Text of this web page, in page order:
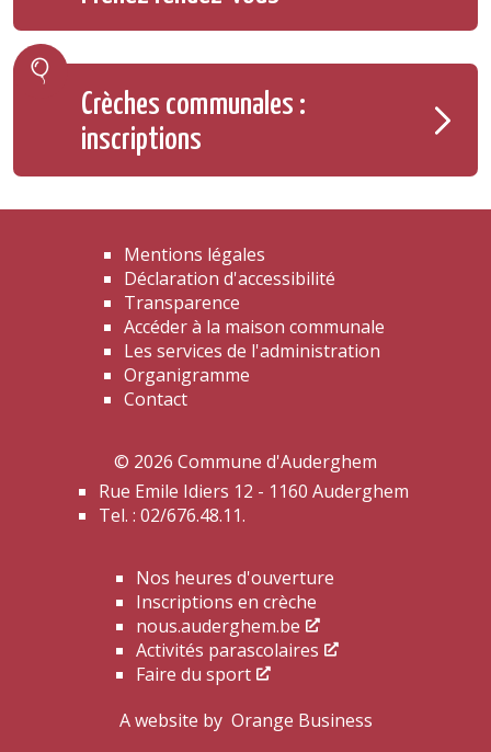
Crèches communales :
inscriptions
Mentions légales
Déclaration d'accessibilité
Transparence
Accéder à la maison communale
Les services de l'administration
Organigramme
Contact
© 2026 Commune d'Auderghem
Rue Emile Idiers 12 - 1160 Auderghem
Tel. : 02/676.48.11.
Nos heures d'ouverture
Inscriptions en crèche
nous.auderghem.be
Activités parascolaires
Faire du sport
A website by Orange Business